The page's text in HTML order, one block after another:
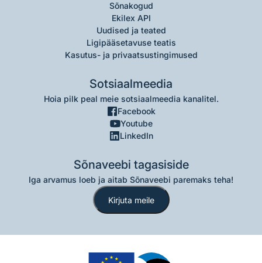
Sõnakogud
Ekilex API
Uudised ja teated
Ligipääsetavuse teatis
Kasutus- ja privaatsustingimused
Sotsiaalmeedia
Hoia pilk peal meie sotsiaalmeedia kanalitel.
Facebook
Youtube
LinkedIn
Sõnaveebi tagasiside
Iga arvamus loeb ja aitab Sõnaveebi paremaks teha!
Kirjuta meile